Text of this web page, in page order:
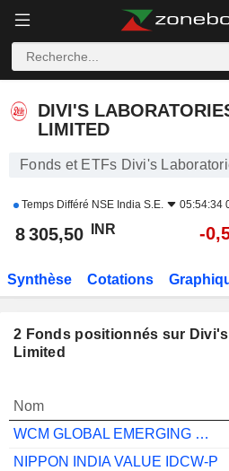
DIVI'S
LIMITED
Fonds et ETFs Divi's
Temps Différé NSE India S.E. 05:54:34
8 305,50 INR -
Synthèse Cotations
2 Fonds positionnés sur
Limited
Nom
WCM GLOBAL EMERGING MARKETS EQ I/A H-EUR
NIPPON INDIA VALUE IDCW-P